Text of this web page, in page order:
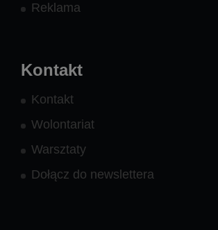
Reklama
Kontakt
Kontakt
Wolontariat
Warsztaty
Dołącz do newslettera